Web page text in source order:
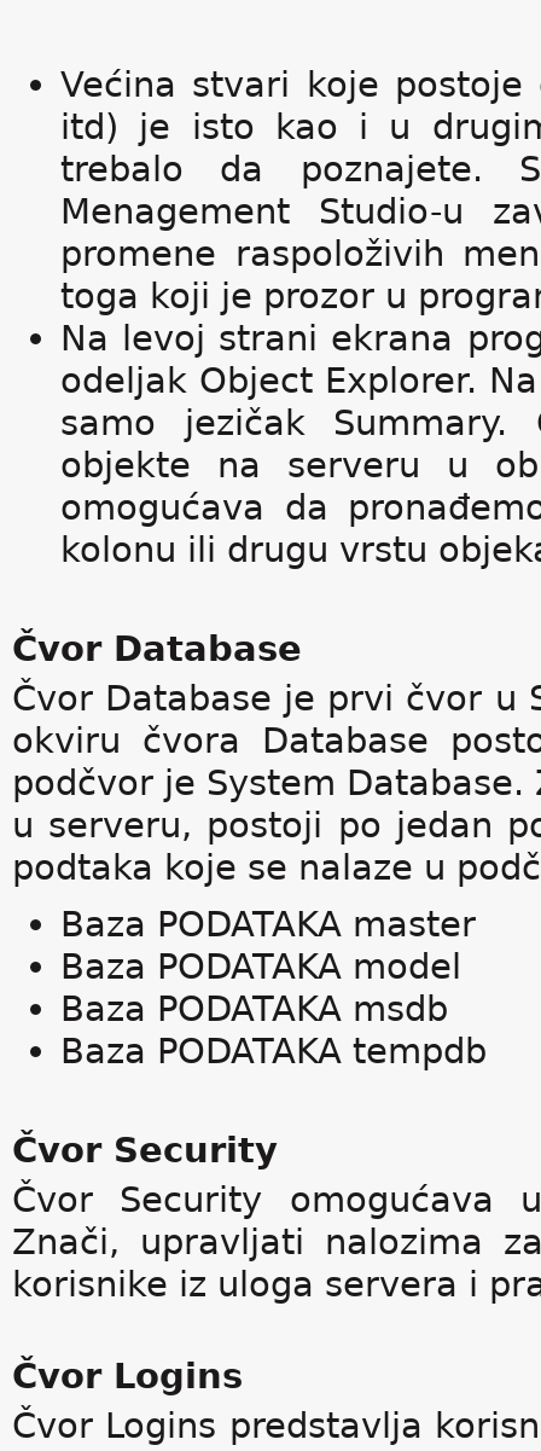
Većina stvari koje postoje
itd) je isto kao i u
trebalo da poznajete.
Menagement Studio-u
promene raspoloživih
toga koji je prozor u
Na levoj strani ekrana
odeljak Object Explorer.
samo jezičak Summary.
objekte na serveru u
omogućava da
kolonu ili drugu vrstu
Čvor Database
Čvor Database je prvi čvor u
okviru čvora Database
podčvor je System
u serveru, postoji po jedan
podtaka koje se nalaze u
Baza PODATAKA master
Baza PODATAKA model
Baza PODATAKA msdb
Baza PODATAKA tempdb
Čvor Security
Čvor Security omogućava
Znači, upravljati nalozima
korisnike iz uloga servera i
Čvor Logins
Čvor Logins predstavlja